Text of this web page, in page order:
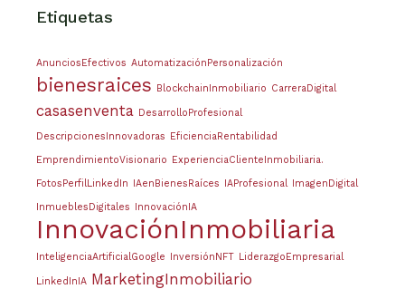
Etiquetas
AnunciosEfectivos AutomatizaciónPersonalización
bienesraices BlockchainInmobiliario CarreraDigital
casasenventa DesarrolloProfesional
DescripcionesInnovadoras EficienciaRentabilidad
EmprendimientoVisionario ExperienciaClienteInmobiliaria.
FotosPerfilLinkedIn IAenBienesRaíces IAProfesional ImagenDigital
InmueblesDigitales InnovaciónIA
InnovaciónInmobiliaria
InteligenciaArtificialGoogle InversiónNFT LiderazgoEmpresarial
LinkedInIA MarketingInmobiliario